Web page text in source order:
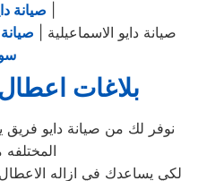
صيانة
صيانة دايو الاسماعيلية |
بلاغات اعطال
نوفر لك من صيانة دايو فريق
لكي يساعدك في ازاله